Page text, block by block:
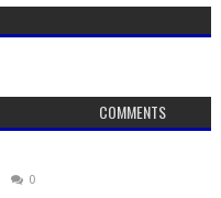
COMMENTS
0